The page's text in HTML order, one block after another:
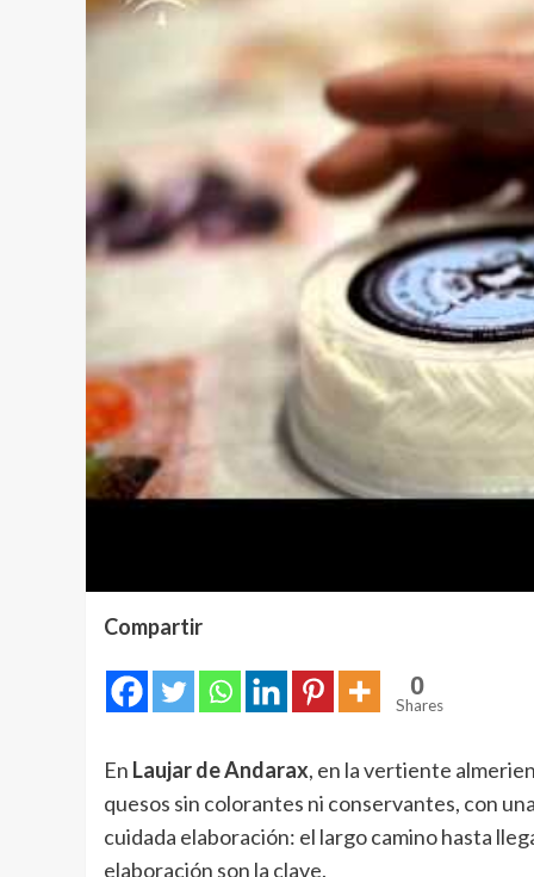
Compartir
0
Shares
En Laujar de Andarax, en la vertiente
quesos sin colorantes ni conservantes, con
cuidada elaboración: el largo camino hasta
elaboración son la clave.